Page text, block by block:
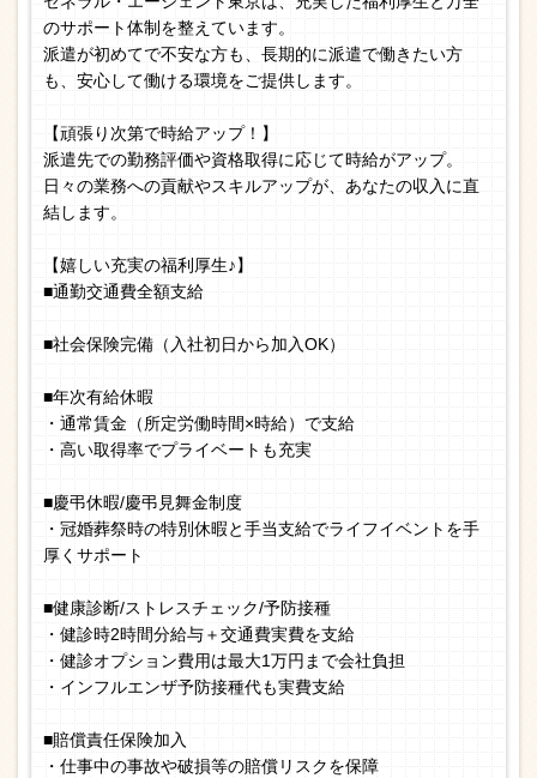
のサポート体制を整えています。
派遣が初めてで不安な方も、長期的に派遣で働きたい方
も、安心して働ける環境をご提供します。
【頑張り次第で時給アップ！】
派遣先での勤務評価や資格取得に応じて時給がアップ。
日々の業務への貢献やスキルアップが、あなたの収入に直
結します。
【嬉しい充実の福利厚生♪】
■通勤交通費全額支給
■社会保険完備（入社初日から加入OK）
■年次有給休暇
・通常賃金（所定労働時間×時給）で支給
・高い取得率でプライベートも充実
■慶弔休暇/慶弔見舞金制度
・冠婚葬祭時の特別休暇と手当支給でライフイベントを手
厚くサポート
■健康診断/ストレスチェック/予防接種
・健診時2時間分給与＋交通費実費を支給
・健診オプション費用は最大1万円まで会社負担
・インフルエンザ予防接種代も実費支給
■賠償責任保険加入
・仕事中の事故や破損等の賠償リスクを保障